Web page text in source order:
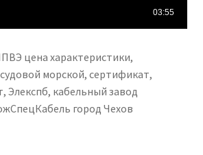
цена характеристики,
морской, сертификат,
Элекспб, кабельный завод
город Чехов